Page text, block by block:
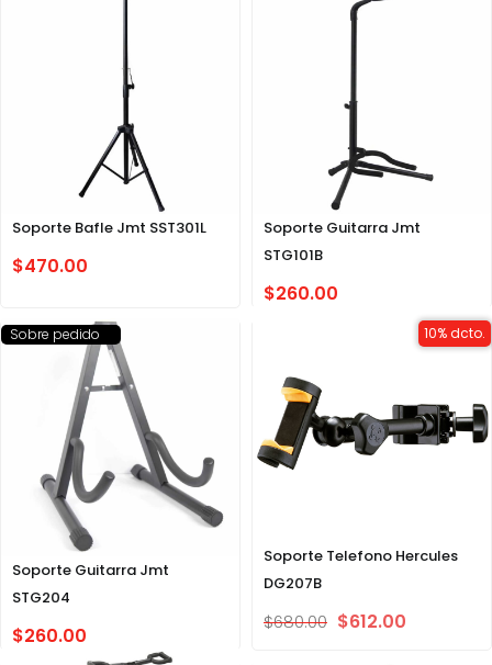
Soporte Bafle Jmt SST301L
$470.00
Soporte Guitarra Jmt
STG101B
$260.00
Sobre pedido
Soporte Guitarra Jmt
STG204
$260.00
10% dcto.
Soporte Telefono Hercules
DG207B
$680.00 $612.00